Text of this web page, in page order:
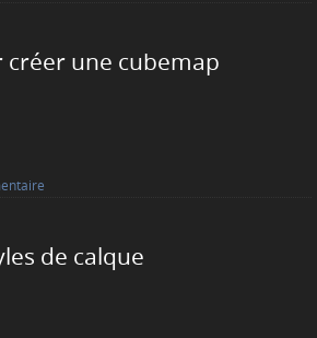
une cubemap
de calque